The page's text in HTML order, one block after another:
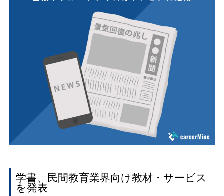
学書、民間教育業界向け教材・サービス
を発表